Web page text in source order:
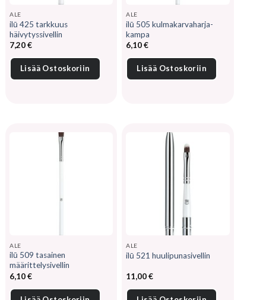
ALE
ilū 425 tarkkuus
häivytyssivellin
7,20€
Lisää Ostoskoriin
ALE
ilū 505 kulmakarvaharja-
kampa
6,10€
Lisää Ostoskoriin
ALE
ilū 509 tasainen
määrittelysivellin
6,10€
ALE
ilū 521 huulipunasivellin
11,00€